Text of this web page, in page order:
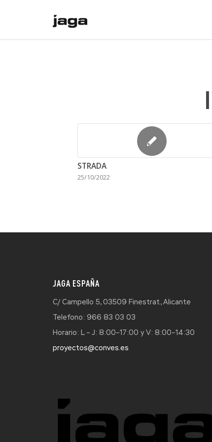
STRADA
25/10/2022
JAGA ESPAÑA
C/ Campello 5, 03509 Finestrat, Alicante
Telefono: 966 83 03 03
Horario: L – J: 8:00–17:00 y V: 8:00–14:30
proyectos@conves.es